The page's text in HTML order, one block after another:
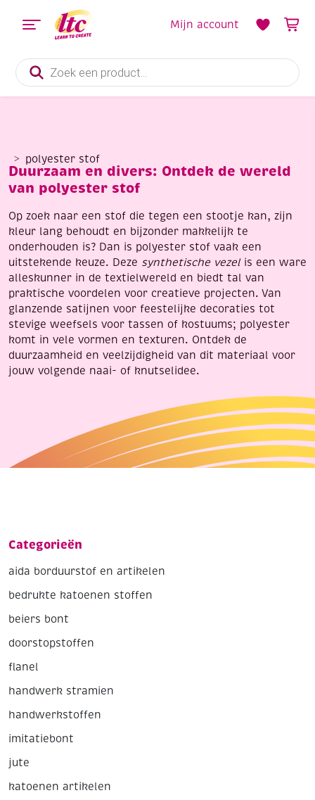
Producten
zoeken
Mijn account
polyester stof
Duurzaam en divers: Ontdek de wereld
van polyester stof
Op zoek naar een stof die tegen een stootje kan, zijn
kleur lang behoudt en bijzonder makkelijk te
onderhouden is? Dan is polyester stof vaak een
uitstekende keuze. Deze synthetische vezel is een ware
alleskunner in de textielwereld en biedt tal van
praktische voordelen voor creatieve projecten. Van
glanzende satijnen voor feestelijke decoraties tot
stevige weefsels voor tassen of kostuums; polyester
komt in vele vormen en texturen. Ontdek de
duurzaamheid en veelzijdigheid van dit materiaal voor
jouw volgende naai- of knutselidee.
Categorieën
aida borduurstof en artikelen
bedrukte katoenen stoffen
beiers bont
doorstopstoffen
flanel
handwerk stramien
handwerkstoffen
imitatiebont
jute
katoenen artikelen